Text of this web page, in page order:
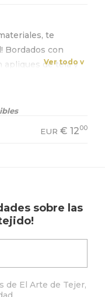
te
Bordados con
apliques de tela y
autitos, cosas
Ver todo v
EUR € 1200
sobre las
de El Arte de Tejer,